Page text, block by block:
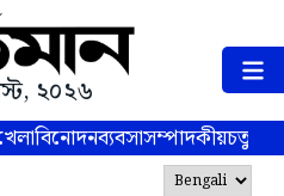
২০২৬
বিনোদনব্যবসাসম্পাদকীয়